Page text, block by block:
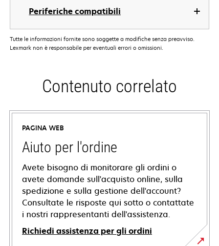
Periferiche compatibili
Tutte le informazioni fornite sono soggette a modifiche senza preavviso.
Lexmark non è responsabile per eventuali errori o omissioni.
Contenuto correlato
PAGINA WEB
Aiuto per l'ordine
Avete bisogno di monitorare gli ordini o
avete domande sull'acquisto online, sulla
spedizione e sulla gestione dell'account?
Consultate le risposte qui sotto o contattate
i nostri rappresentanti dell'assistenza.
Richiedi assistenza per gli ordini